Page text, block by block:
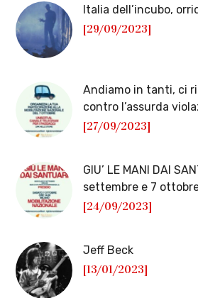
Italia dell’incubo,
[29/09/2023]
Andiamo in tanti, ci
contro l’assurda
[27/09/2023]
GIU’ LE MANI DAI
settembre e 7
[24/09/2023]
Jeff Beck
[13/01/2023]